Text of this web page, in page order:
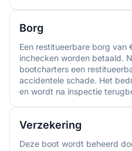
Borg
Een restitueerbare borg van
inchecken worden betaald.
bootcharters een
accidentele schade. Het
en wordt na inspectie
Verzekering
Deze boot wordt beheerd